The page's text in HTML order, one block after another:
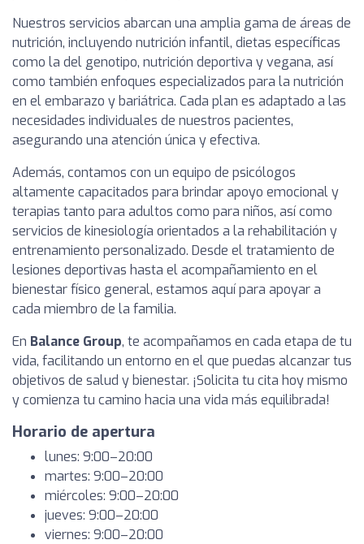
Nuestros servicios abarcan una amplia gama de áreas de
nutrición, incluyendo nutrición infantil, dietas específicas
como la del genotipo, nutrición deportiva y vegana, así
como también enfoques especializados para la nutrición
en el embarazo y bariátrica. Cada plan es adaptado a las
necesidades individuales de nuestros pacientes,
asegurando una atención única y efectiva.
Además, contamos con un equipo de psicólogos
altamente capacitados para brindar apoyo emocional y
terapias tanto para adultos como para niños, así como
servicios de kinesiología orientados a la rehabilitación y
entrenamiento personalizado. Desde el tratamiento de
lesiones deportivas hasta el acompañamiento en el
bienestar físico general, estamos aquí para apoyar a
cada miembro de la familia.
En Balance Group, te acompañamos en cada etapa de tu
vida, facilitando un entorno en el que puedas alcanzar tus
objetivos de salud y bienestar. ¡Solicita tu cita hoy mismo
y comienza tu camino hacia una vida más equilibrada!
Horario de apertura
lunes: 9:00–20:00
martes: 9:00–20:00
miércoles: 9:00–20:00
jueves: 9:00–20:00
viernes: 9:00–20:00